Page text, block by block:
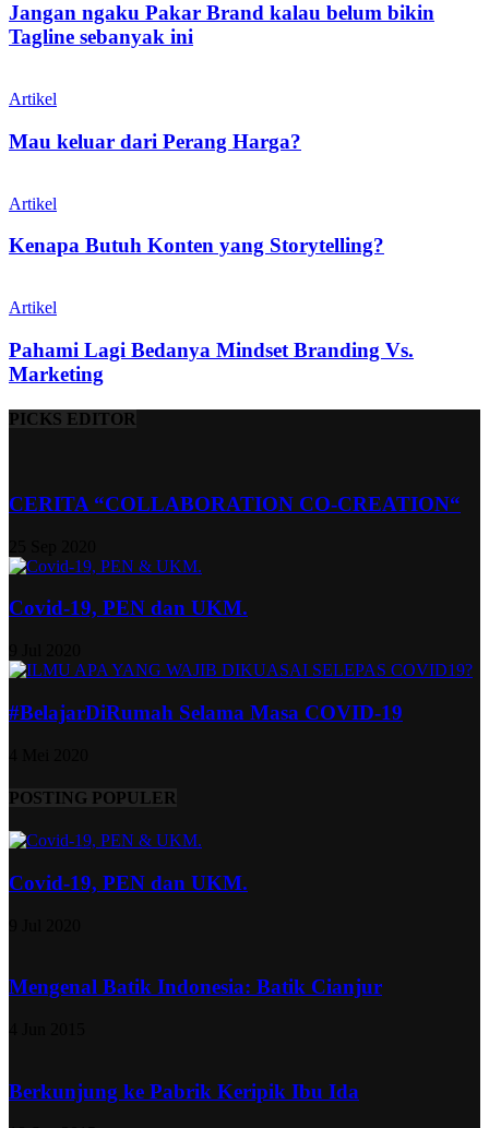
Jangan ngaku Pakar Brand kalau belum bikin
Tagline sebanyak ini
Artikel
Mau keluar dari Perang Harga?
Artikel
Kenapa Butuh Konten yang Storytelling?
Artikel
Pahami Lagi Bedanya Mindset Branding Vs.
Marketing
PICKS EDITOR
CERITA “COLLABORATION CO-CREATION“
Covid-19, PEN dan UKM.
#BelajarDiRumah Selama Masa COVID-19
POSTING POPULER
Covid-19, PEN dan UKM.
Mengenal Batik Indonesia: Batik Cianjur
Berkunjung ke Pabrik Keripik Ibu Ida